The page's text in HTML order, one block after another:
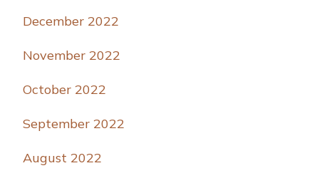
December 2022
November 2022
October 2022
September 2022
August 2022